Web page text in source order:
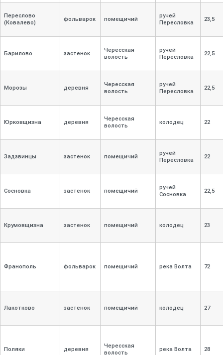
Переслово
(Ковалево)
фольварок помещичий
ручей
Пересловка
23,5
Барилово застенок
Чересская
волость
ручей
Пересловка
22,5
Морозы деревня
Чересская
волость
ручей
Пересловка
22,5
Юрковщизна деревня
Чересская
волость
колодец 22
Задзвинцы застенок помещичий
ручей
Пересловка
22
Сосновка застенок помещичий
ручей
Сосновка
22,5
Крумовщизна застенок помещичий колодец 23
Франополь фольварок помещичий река Волта 72
Лакотково застенок помещичий колодец 27
Поляки деревня
Чересская
волость
река Волта 28